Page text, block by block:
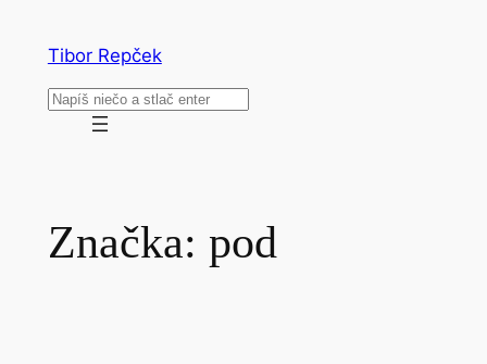
Tibor Repček
Hľadať
Značka: pod